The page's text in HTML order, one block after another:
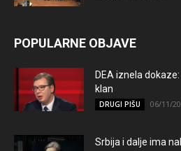
POPULARNE OBJAVE
DEA iznela
klan
DRUGI PIŠU 06/11/
Srbija i dalje ima